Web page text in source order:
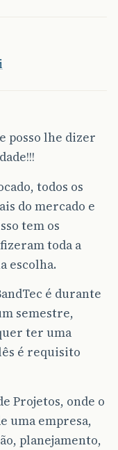
posso lhe dizer
todos os
do mercado e
tem os
toda a
escolha.
é durante
semestre,
ter uma
é requisito
Projetos, onde o
uma empresa,
planejamento,